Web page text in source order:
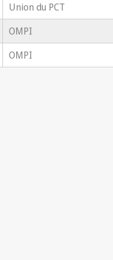
Union du PCT
OMPI
OMPI